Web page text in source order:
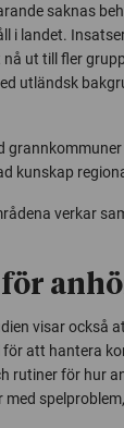
saknas
i landet.
ut till fler
utländsk
grannkommuner
kunskap
verkar
visar också
att hantera
rutiner för hur